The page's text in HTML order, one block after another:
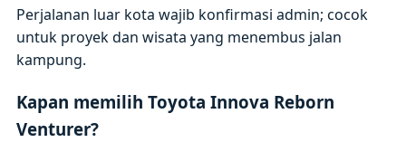
Perjalanan luar kota wajib konfirmasi admin; cocok
untuk proyek dan wisata yang menembus jalan
kampung.
Kapan memilih Toyota Innova Reborn
Venturer?